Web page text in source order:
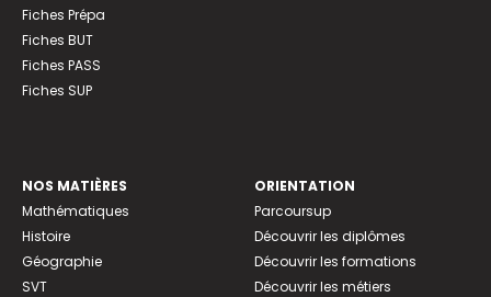
Fiches Prépa
Fiches BUT
Fiches PASS
Fiches SUP
NOS MATIÈRES
Mathématiques
Histoire
Géographie
SVT
ORIENTATION
Parcoursup
Découvrir les diplômes
Découvrir les formations
Découvrir les métiers